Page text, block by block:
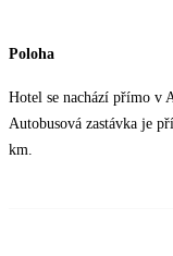
Poloha
Hotel se nachází přímo v
Autobusová zastávka je
km.